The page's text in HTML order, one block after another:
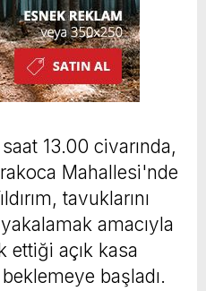
13.00 civarında,
Mahallesi'nde
tavuklarını
amacıyla
ettiği açık kasa
başladı.